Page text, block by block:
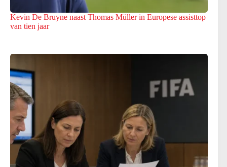
Kevin De Bruyne naast Thomas Müller in Europese assisttop
van tien jaar